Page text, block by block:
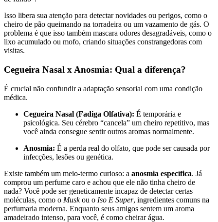
Isso libera sua atenção para detectar novidades ou perigos, como o
cheiro de pão queimando na torradeira ou um vazamento de gás. O
problema é que isso também mascara odores desagradáveis, como o
lixo acumulado ou mofo, criando situações constrangedoras com
visitas.
Cegueira Nasal x Anosmia: Qual a diferença?
É crucial não confundir a adaptação sensorial com uma condição
médica.
Cegueira Nasal (Fadiga Olfativa): É temporária e
psicológica. Seu cérebro “cancela” um cheiro repetitivo, mas
você ainda consegue sentir outros aromas normalmente.
Anosmia: É a perda real do olfato, que pode ser causada por
infecções, lesões ou genética.
Existe também um meio-termo curioso: a anosmia específica. Já
comprou um perfume caro e achou que ele não tinha cheiro de
nada? Você pode ser geneticamente incapaz de detectar certas
moléculas, como o Muskou o Iso E Super, ingredientes comuns na
perfumaria moderna. Enquanto seus amigos sentem um aroma
amadeirado intenso, para você, é como cheirar água.